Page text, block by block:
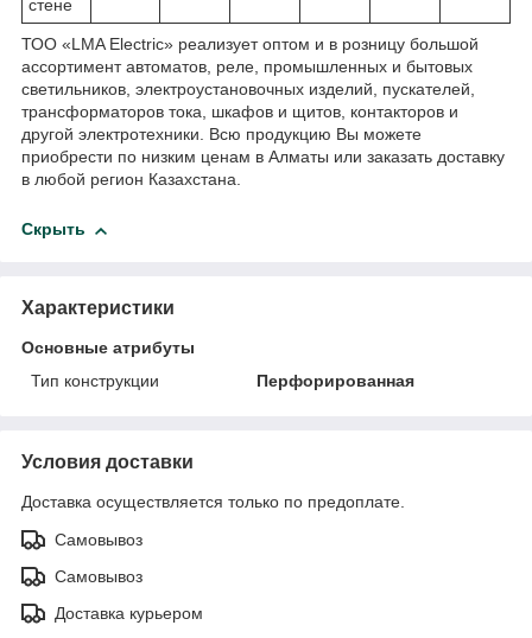
стене
ТОО «LMA Electric» реализует оптом и в розницу большой
ассортимент автоматов, реле, промышленных и бытовых
светильников, электроустановочных изделий, пускателей,
трансформаторов тока, шкафов и щитов, контакторов и
другой электротехники. Всю продукцию Вы можете
приобрести по низким ценам в Алматы или заказать доставку
в любой регион Казахстана.
Скрыть
Характеристики
Основные атрибуты
Тип конструкции
Перфорированная
Условия доставки
Доставка осуществляется только по предоплате.
Самовывоз
Самовывоз
Доставка курьером